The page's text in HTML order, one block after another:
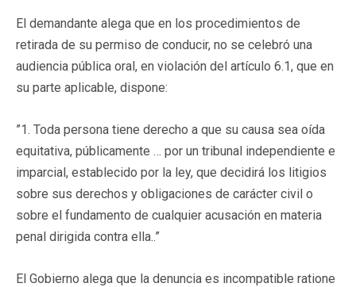
El demandante alega que en los procedimientos de
retirada de su permiso de conducir, no se celebró una
audiencia pública oral, en violación del artículo 6.1, que en
su parte aplicable, dispone:
”1. Toda persona tiene derecho a que su causa sea oída
equitativa, públicamente … por un tribunal independiente e
imparcial, establecido por la ley, que decidirá los litigios
sobre sus derechos y obligaciones de carácter civil o
sobre el fundamento de cualquier acusación en materia
penal dirigida contra ella..”
El Gobierno alega que la denuncia es incompatible ratione